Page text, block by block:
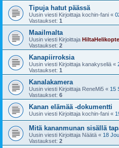
Tipuja hatut päässä
Uusin viesti Kirjoittaja kochin-fani «
Vastaukset: 1
Maailmalta
Uusin viesti Kirjoittaja
Vastaukset: 2
Kanapiirroksia
Uusin viesti Kirjoittaja kanakyseliä «
Vastaukset: 1
Kanalakamera
Uusin viesti Kirjoittaja ReneMi5 « 15
Vastaukset: 6
Kanan elämää -dokumentti
Uusin viesti Kirjoittaja kochin-fani «
Mitä kananmunan sisällä
Uusin viesti Kirjoittaja Näätä « 18
Vastaukset: 2